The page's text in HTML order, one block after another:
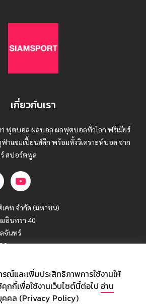
เกี่ยวกับเรา
า ฟุตบอล ผลบอล ผลฟุตบอลทั่วโลก ฟรีเมียร์
าแซมเปี้ยนส์ลีก พร้อมทั้งวิเคราะห์บอล จาก
สปอร์ตพูล
คท จำกัด (มหาชน)
อินทรา 40
จันทร์
ณ์และเพิ่มประสิทธิภาพการใช้งานให้
กกี้เพื่อใช้งานเว็บไซต์นี้ต่อไป อ่าน
คล (Privacy Policy)